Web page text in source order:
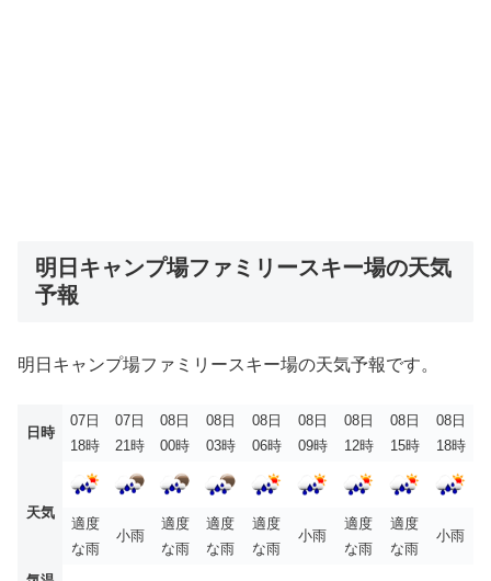
明日キャンプ場ファミリースキー場の天気
予報
明日キャンプ場ファミリースキー場の天気予報です。
日時
07日
18時
07日
21時
08日
00時
08日
03時
08日
06時
08日
09時
08日
12時
08日
15時
08日
18時
天気
適度
な雨
小雨
適度
な雨
適度
な雨
適度
な雨
小雨
適度
な雨
適度
な雨
小雨